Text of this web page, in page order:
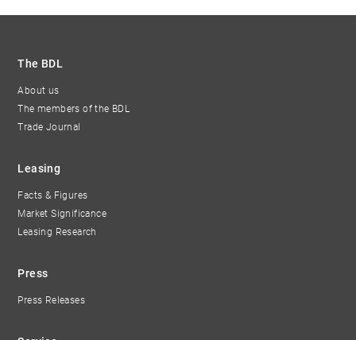
The BDL
About us
The members of the BDL
Trade Journal
Leasing
Facts & Figures
Market Significance
Leasing Research
Press
Press Releases